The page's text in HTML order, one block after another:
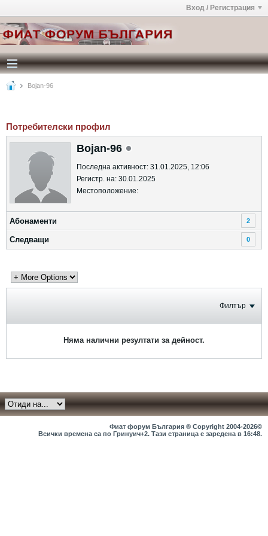
Вход / Регистрация
Bojan-96
Потребителски профил
Bojan-96
Последна активност: 31.01.2025, 12:06
Регистр. на: 30.01.2025
Местоположение:
Абонаменти 2
Следващи 0
Филтър
Няма налични резултати за дейност.
Фиат форум България ® Copyright 2004-2026©
Всички времена са по Гринуич+2. Тази страница е заредена в 16:48.